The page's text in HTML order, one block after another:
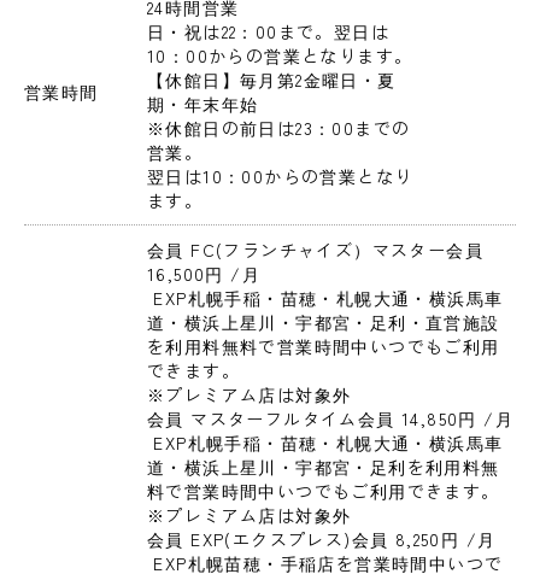
営業時間
24時間営業
日・祝は22：00まで。翌日は
10：00からの営業となります。
【休館日】毎月第2金曜日・夏
期・年末年始
※休館日の前日は23：00までの
営業。
翌日は10：00からの営業となり
ます。
会員 FC(フランチャイズ）マスター会員
16,500円 /月
道・横浜上星川・宇都宮・足利・直営施設
を利用料無料で営業時間中いつでもご利用
できます。
※プレミアム店は対象外
会員 マスターフルタイム会員 14,850円 /月
道・横浜上星川・宇都宮・足利を利用料無
料で営業時間中いつでもご利用できます。
※プレミアム店は対象外
会員 EXP(エクスプレス)会員 8,250円 /月